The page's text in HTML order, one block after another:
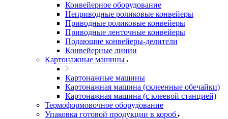
Конвейерное оборудование
Неприводные роликовые конвейеры
Приводные роликовые конвейеры
Приводные ленточные конвейеры
Подающие конвейеры-делители
Конвейерные линии
Картонажные машины
Картонажные машины
Картонажная машина (склеенные обечайки)
Картонажная машина (с клеевой станцией)
Термоформовочное оборудование
Упаковка готовой продукции в короб